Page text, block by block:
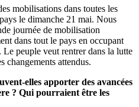
mobilisations dans toutes les
le dimanche 21 mai. Nous
journée de mobilisation
dans tout le pays en occupant
Le peuple veut rentrer dans la lutte
changements attendus.
elles apporter des avancées
? Qui pourraient être les